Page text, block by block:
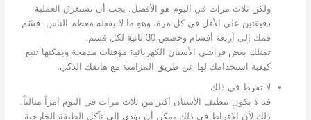
ولكن ثلاث مرات في اليوم هو الأفضل. يجب أن تستغرق العملية
دقيقتين على الأقل في كل مرة، وهو ما لا يفعله معظم الناس. قسّم
فمك إلى أربعة أقسام وخصص 30 ثانية لكل قسم.
تمتلك بعض فراشي الأسنان الكهربائية مؤقتات مدمجة ويمكنها تتبع
كيفية استخدامك لها عن طريق المزامنة مع هاتفك الذكي.
لا تفرط في ذلك
قد لا يكون تنظيف الأسنان أكثر من ثلاث مرات في اليوم أمراً مثالياً.
ذلك لأن الإفراط في ذلك يمكن أن يؤدي إلى تآكل الطبقة الخارجية